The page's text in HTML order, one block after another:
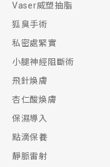
Vaser威塑抽脂
狐臭手術
私密處緊實
小腿神經阻斷術
飛針煥膚
杏仁酸煥膚
保濕導入
點滴保養
靜脈雷射